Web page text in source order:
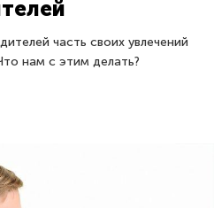
часть своих увлечений
нам с этим делать?